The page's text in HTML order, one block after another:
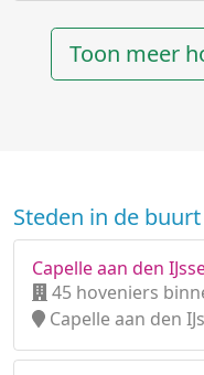
Toon meer
Steden in de buurt
Capelle aan den
45 hoveniers
Capelle aan den